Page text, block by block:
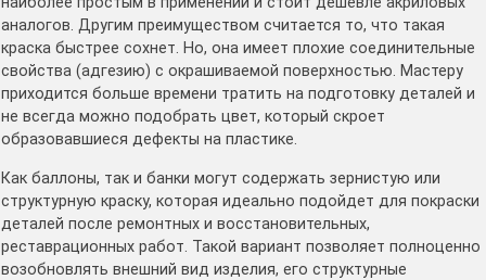
аналогов. Другим преимуществом считается то, что такая
краска быстрее сохнет. Но, она имеет плохие соединительные
свойства (адгезию) с окрашиваемой поверхностью. Мастеру
приходится больше времени тратить на подготовку деталей и
не всегда можно подобрать цвет, который скроет
образовавшиеся дефекты на пластике.
Как баллоны, так и банки могут содержать зернистую или
структурную краску, которая идеально подойдет для покраски
деталей после ремонтных и восстановительных,
реставрационных работ. Такой вариант позволяет полноценно
возобновлять внешний вид изделия, его структурные